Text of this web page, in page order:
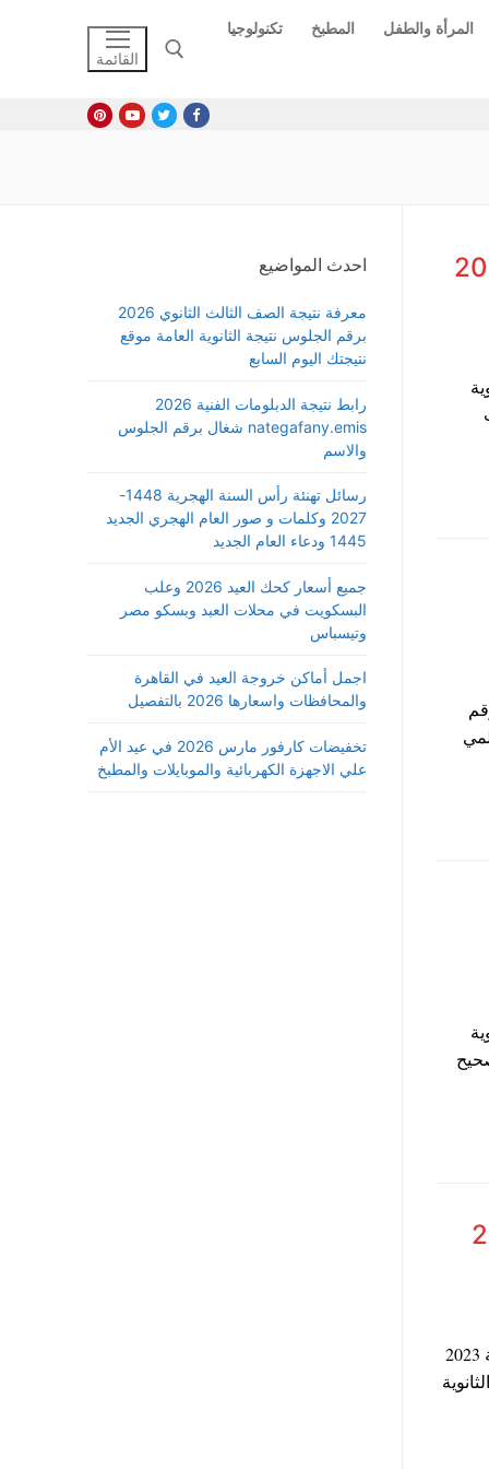
المرأة والطفل المطبخ
تكنولوجيا
القائمة
العامة 2026
الثانوية العامة 2025 برقم
2023
أعلنت وزارة التربية والتعليم اطلاق رابط موقع تظلمات الثانوية العامة 2023
احدث المواضيع
معرفة نتيجة الصف الثالث الثانوي 2026
برقم الجلوس نتيجة الثانوية العامة موقع
نتيجتك اليوم السابع
رابط نتيجة الدبلومات الفنية 2026
nategafany.emis شغال برقم الجلوس
والاسم
رسائل تهنئة رأس السنة الهجرية 1448-
2027 وكلمات و صور العام الهجري الجديد
1445 ودعاء العام الجديد
جميع أسعار كحك العيد 2026 وعلب
البسكويت في محلات العبد وبسكو مصر
وتيسباس
اجمل أماكن خروجة العيد في القاهرة
والمحافظات واسعارها 2026 بالتفصيل
تخفيضات كارفور مارس 2026 في عيد الأم
علي الاجهزة الكهربائية والموبايلات والمطبخ